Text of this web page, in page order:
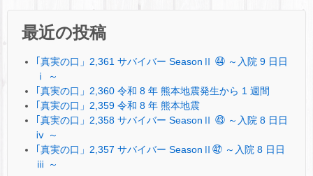
最近の投稿
｢真実の口」2,361 サバイバー SeasonⅡ ㊹ ～入院 9 日日
ⅰ ～
｢真実の口」2,360 令和 8 年 熊本地震発生から 1 週間
｢真実の口」2,359 令和 8 年 熊本地震
｢真実の口」2,358 サバイバー SeasonⅡ ㊸ ～入院 8 日日
ⅳ ～
｢真実の口」2,357 サバイバー SeasonⅡ㊷ ～入院 8 日日
ⅲ ～